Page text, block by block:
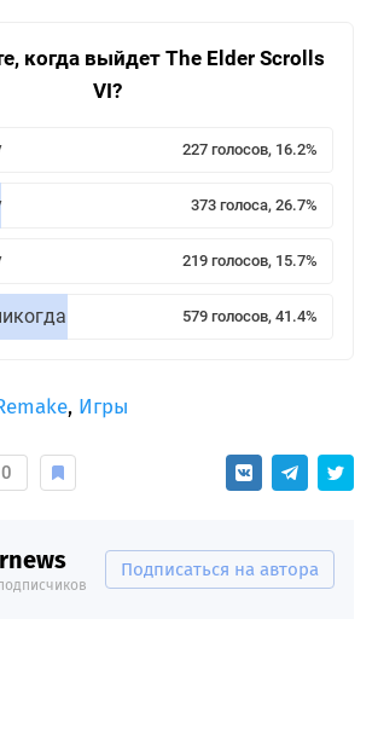
когда выйдет The Elder Scrolls
VI?
227 голосов, 16.2%
373 голоса, 26.7%
219 голосов, 15.7%
579 голосов, 41.4%
, Игры
0
Подписаться на автора